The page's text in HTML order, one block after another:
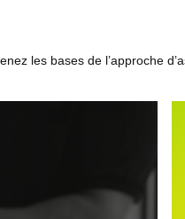
les bases de l’approche